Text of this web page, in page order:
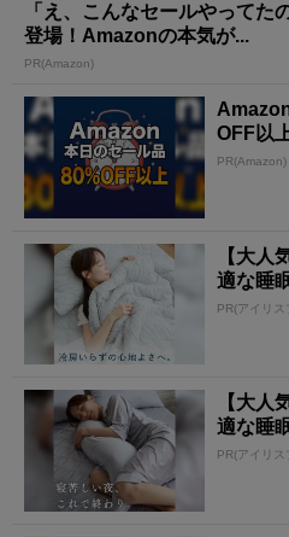
「え、こんなセールやってた
登場！Amazonの本気が...
PR(Amazon)
OFF以
PR(Amazon)
【大人
適な睡
PR(アイリス
【大人
適な睡
PR(アイリス